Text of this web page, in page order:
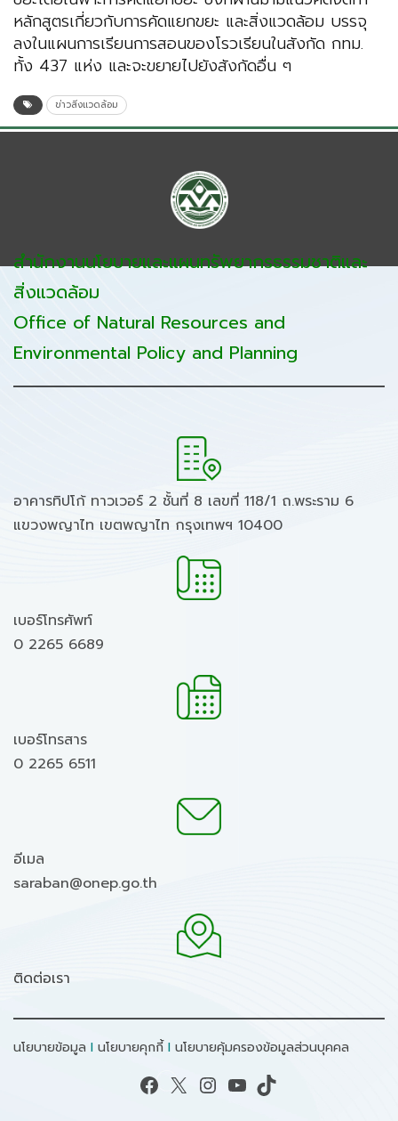
หลักสูตรเกี่ยวกับการคัดแยกขยะ และสิ่งแวดล้อม บรรจุ
ลงในแผนการเรียนการสอนของโรวเรียนในสังกัด กทม.
ทั้ง 437 แห่ง และจะขยายไปยังสังกัดอื่น ๆ
ข่าวสิ่งแวดล้อม
สำนักงานนโยบายและแผนทรัพยากรธรรมชาติและ
สิ่งแวดล้อม
Office of Natural Resources and
Environmental Policy and Planning
อาคารทิปโก้ ทาวเวอร์ 2 ชั้นที่ 8 เลขที่ 118/1 ถ.พระราม 6
แขวงพญาไท เขตพญาไท กรุงเทพฯ 10400
เบอร์โทรศัพท์
0 2265 6689
เบอร์โทรสาร
0 2265 6511
อีเมล
saraban@onep.go.th
ติดต่อเรา
นโยบายข้อมูล I นโยบายคุกกี้ I นโยบายคุ้มครองข้อมูลส่วนบุคคล
Facebook X Instagram YouTube TikTok